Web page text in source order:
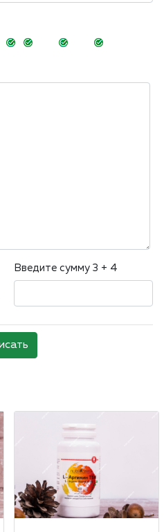
-
-
-
Введите сумму 3 + 4